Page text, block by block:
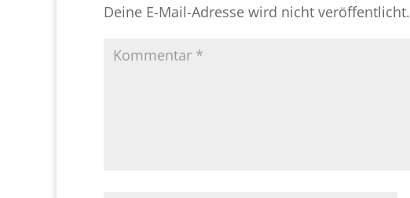
Deine E-Mail-Adresse wird nicht veröffentlicht.